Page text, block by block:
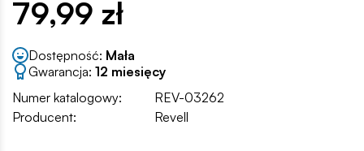
79,99 zł
Dostępność: Mała
Gwarancja: 12 miesięcy
Numer katalogowy:
REV-03262
Producent:
Revell